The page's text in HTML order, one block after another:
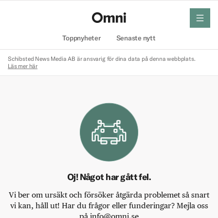
Toppnyheter Senaste nytt
meny
Schibsted News Media AB är ansvarig för dina data på denna webbplats.
Läs mer här
Oj! Något har gått fel.
Vi ber om ursäkt och försöker åtgärda problemet så snart
vi kan, håll ut! Har du frågor eller funderingar? Mejla oss